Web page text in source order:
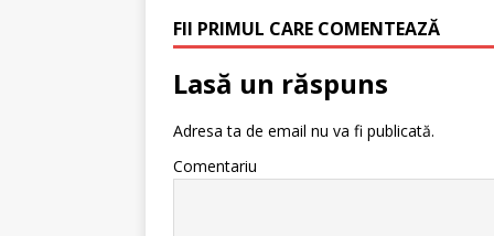
FII PRIMUL CARE COMENTEAZĂ
Lasă un răspuns
Adresa ta de email nu va fi publicată.
Comentariu